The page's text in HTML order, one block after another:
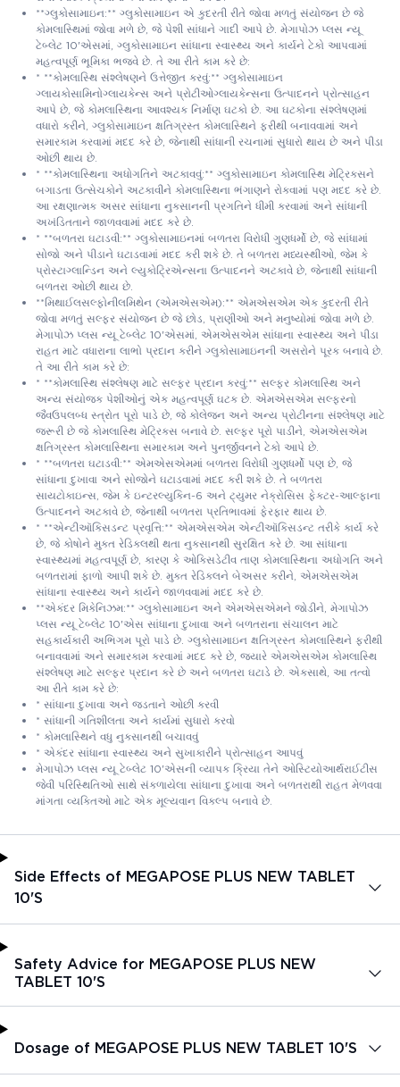
**ગ્લુકોસામાઇન:** ગ્લુકોસામાઇન એ કુદરતી રીતે જોવા મળતું સંયોજન છે જે
કોમલાસ્થિમાં જોવા મળે છે, જે પેશી સાંધાને ગાદી આપે છે. મેગાપોઝ પ્લસ ન્યૂ
ટેબ્લેટ 10'એસમાં, ગ્લુકોસામાઇન સાંધાના સ્વાસ્થ્ય અને કાર્યને ટેકો આપવામાં
મહત્વપૂર્ણ ભૂમિકા ભજવે છે. તે આ રીતે કામ કરે છે:
* **કોમલાસ્થિ સંશ્લેષણને ઉત્તેજીત કરવું:** ગ્લુકોસામાઇન
ગ્લાયકોસામિનોગ્લાયકેન્સ અને પ્રોટીઓગ્લાયકેન્સના ઉત્પાદનને પ્રોત્સાહન
આપે છે, જે કોમલાસ્થિના આવશ્યક નિર્માણ ઘટકો છે. આ ઘટકોના સંશ્લેષણમાં
વધારો કરીને, ગ્લુકોસામાઇન ક્ષતિગ્રસ્ત કોમલાસ્થિને ફરીથી બનાવવામાં અને
સમારકામ કરવામાં મદદ કરે છે, જેનાથી સાંધાની રચનામાં સુધારો થાય છે અને પીડા
ઓછી થાય છે.
* **કોમલાસ્થિના અધોગતિને અટકાવવું:** ગ્લુકોસામાઇન કોમલાસ્થિ મેટ્રિક્સને
બગાડતા ઉત્સેચકોને અટકાવીને કોમલાસ્થિના ભંગાણને રોકવામાં પણ મદદ કરે છે.
આ રક્ષણાત્મક અસર સાંધાના નુકસાનની પ્રગતિને ધીમી કરવામાં અને સાંધાની
અખંડિતતાને જાળવવામાં મદદ કરે છે.
* **બળતરા ઘટાડવી:** ગ્લુકોસામાઇનમાં બળતરા વિરોધી ગુણધર્મો છે, જે સાંધામાં
સોજો અને પીડાને ઘટાડવામાં મદદ કરી શકે છે. તે બળતરા મધ્યસ્થીઓ, જેમ કે
પ્રોસ્ટાગ્લાન્ડિન અને લ્યુકોટ્રિએન્સના ઉત્પાદનને અટકાવે છે, જેનાથી સાંધાની
બળતરા ઓછી થાય છે.
**મિથાઈલસલ્ફોનીલમિથેન (એમએસએમ):** એમએસએમ એક કુદરતી રીતે
જોવા મળતું સલ્ફર સંયોજન છે જે છોડ, પ્રાણીઓ અને મનુષ્યોમાં જોવા મળે છે.
મેગાપોઝ પ્લસ ન્યૂ ટેબ્લેટ 10'એસમાં, એમએસએમ સાંધાના સ્વાસ્થ્ય અને પીડા
રાહત માટે વધારાના લાભો પ્રદાન કરીને ગ્લુકોસામાઇનની અસરોને પૂરક બનાવે છે.
તે આ રીતે કામ કરે છે:
* **કોમલાસ્થિ સંશ્લેષણ માટે સલ્ફર પ્રદાન કરવું:** સલ્ફર કોમલાસ્થિ અને
અન્ય સંયોજક પેશીઓનું એક મહત્વપૂર્ણ ઘટક છે. એમએસએમ સલ્ફરનો
જૈવઉપલબ્ધ સ્ત્રોત પૂરો પાડે છે, જે કોલેજન અને અન્ય પ્રોટીનના સંશ્લેષણ માટે
જરૂરી છે જે કોમલાસ્થિ મેટ્રિક્સ બનાવે છે. સલ્ફર પૂરો પાડીને, એમએસએમ
ક્ષતિગ્રસ્ત કોમલાસ્થિના સમારકામ અને પુનર્જીવનને ટેકો આપે છે.
* **બળતરા ઘટાડવી:** એમએસએમમાં બળતરા વિરોધી ગુણધર્મો પણ છે, જે
સાંધાના દુખાવા અને સોજોને ઘટાડવામાં મદદ કરી શકે છે. તે બળતરા
સાયટોકાઇન્સ, જેમ કે ઇન્ટરલ્યુકિન-6 અને ટ્યુમર નેક્રોસિસ ફેક્ટર-આલ્ફાના
ઉત્પાદનને અટકાવે છે, જેનાથી બળતરા પ્રતિભાવમાં ફેરફાર થાય છે.
* **એન્ટીઑકિસડન્ટ પ્રવૃત્તિ:** એમએસએમ એન્ટીઑકિસડન્ટ તરીકે કાર્ય કરે
છે, જે કોષોને મુક્ત રેડિકલથી થતા નુકસાનથી સુરક્ષિત કરે છે. આ સાંધાના
સ્વાસ્થ્યમાં મહત્વપૂર્ણ છે, કારણ કે ઓક્સિડેટીવ તાણ કોમલાસ્થિના અધોગતિ અને
બળતરામાં ફાળો આપી શકે છે. મુક્ત રેડિકલને બેઅસર કરીને, એમએસએમ
સાંધાના સ્વાસ્થ્ય અને કાર્યને જાળવવામાં મદદ કરે છે.
**એકંદર મિકેનિઝમ:** ગ્લુકોસામાઇન અને એમએસએમને જોડીને, મેગાપોઝ
પ્લસ ન્યૂ ટેબ્લેટ 10'એસ સાંધાના દુખાવા અને બળતરાના સંચાલન માટે
સહકાર્યકારી અભિગમ પૂરો પાડે છે. ગ્લુકોસામાઇન ક્ષતિગ્રસ્ત કોમલાસ્થિને ફરીથી
બનાવવામાં અને સમારકામ કરવામાં મદદ કરે છે, જ્યારે એમએસએમ કોમલાસ્થિ
સંશ્લેષણ માટે સલ્ફર પ્રદાન કરે છે અને બળતરા ઘટાડે છે. એકસાથે, આ તત્વો
આ રીતે કામ કરે છે:
* સાંધાના દુખાવા અને જડતાને ઓછી કરવી
* સાંધાની ગતિશીલતા અને કાર્યમાં સુધારો કરવો
* કોમલાસ્થિને વધુ નુકસાનથી બચાવવું
* એકંદર સાંધાના સ્વાસ્થ્ય અને સુખાકારીને પ્રોત્સાહન આપવું
મેગાપોઝ પ્લસ ન્યૂ ટેબ્લેટ 10'એસની વ્યાપક ક્રિયા તેને ઓસ્ટિયોઆર્થરાઈટીસ
જેવી પરિસ્થિતિઓ સાથે સંકળાયેલા સાંધાના દુખાવા અને બળતરાથી રાહત મેળવવા
માંગતા વ્યક્તિઓ માટે એક મૂલ્યવાન વિકલ્પ બનાવે છે.
Side Effects of MEGAPOSE PLUS NEW TABLET
10'S
Safety Advice for MEGAPOSE PLUS NEW
TABLET 10'S
Dosage of MEGAPOSE PLUS NEW TABLET 10'S